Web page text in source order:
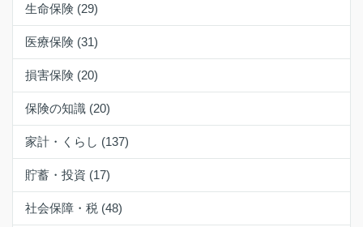
生命保険 (29)
医療保険 (31)
損害保険 (20)
保険の知識 (20)
家計・くらし (137)
貯蓄・投資 (17)
社会保障・税 (48)